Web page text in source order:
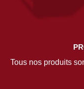
Tous nos produits